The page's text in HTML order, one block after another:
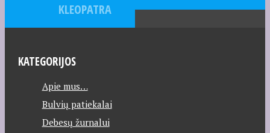
KLEOPATRA
KATEGORIJOS
Apie mus…
Bulvių patiekalai
Debesų žurnalui